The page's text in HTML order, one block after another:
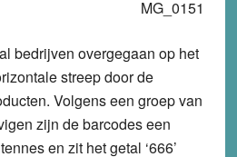
bedrijven overgegaan op het
streep door de
Volgens een groep van
zijn de barcodes een
en zit het getal ‘666’